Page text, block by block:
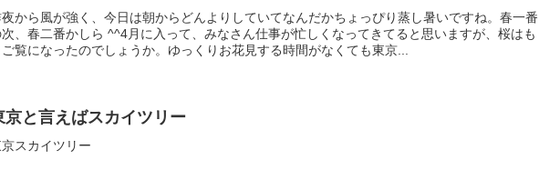
から風が強く、今日は朝からどんよりしていてなんだかちょっぴり蒸し暑いですね。春一番
、春二番かしら ^^4月に入って、みなさん仕事が忙しくなってきてると思いますが、桜はも
ご覧になったのでしょうか。ゆっくりお花見する時間がなくても東京...
京と言えばスカイツリー
スカイツリー